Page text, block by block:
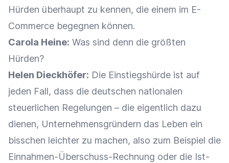
Hürden überhaupt zu kennen, die einem im E-
Commerce begegnen können.
Carola Heine: Was sind denn die größten
Hürden?
Helen Dieckhöfer: Die Einstiegshürde ist auf
jeden Fall, dass die deutschen nationalen
steuerlichen Regelungen – die eigentlich dazu
dienen, Unternehmensgründern das Leben ein
bisschen leichter zu machen, also zum Beispiel die
Einnahmen-Überschuss-Rechnung oder die Ist-